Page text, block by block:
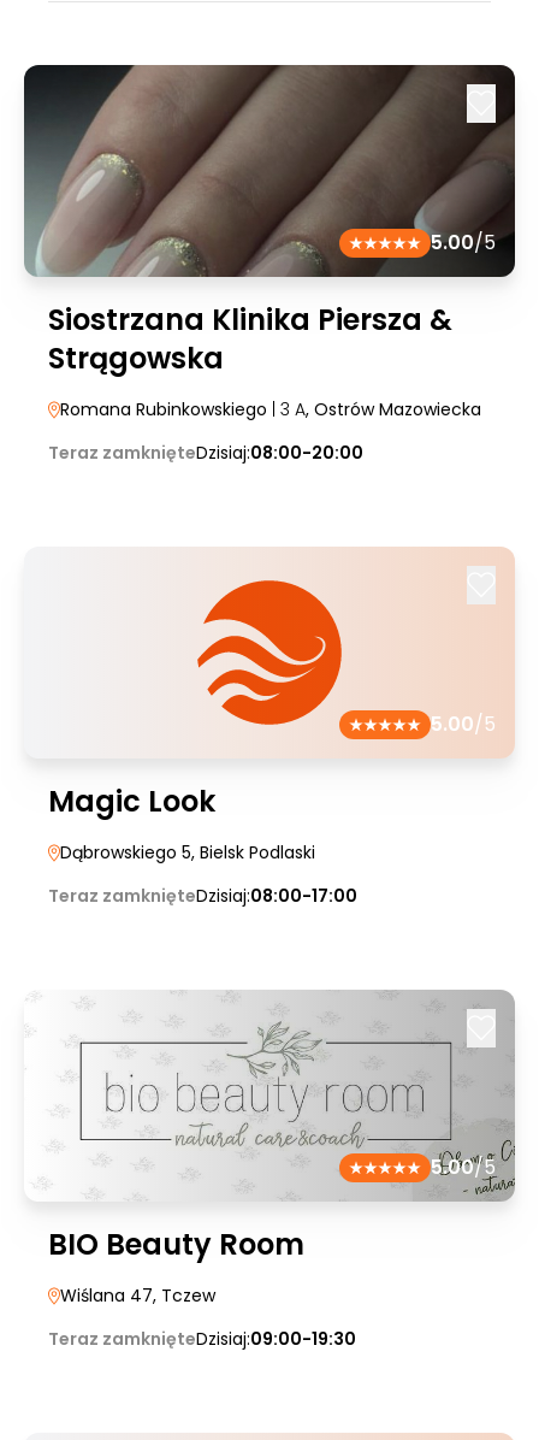
5.00/5
Siostrzana Klinika Piersza &
Strągowska
Romana Rubinkowskiego | 3 A, Ostrów Mazowiecka
Teraz zamknięteDzisiaj:08:00-20:00
5.00/5
Magic Look
Dąbrowskiego 5, Bielsk Podlaski
Teraz zamknięteDzisiaj:08:00-17:00
5.00/5
BIO Beauty Room
Wiślana 47, Tczew
Teraz zamknięteDzisiaj:09:00-19:30